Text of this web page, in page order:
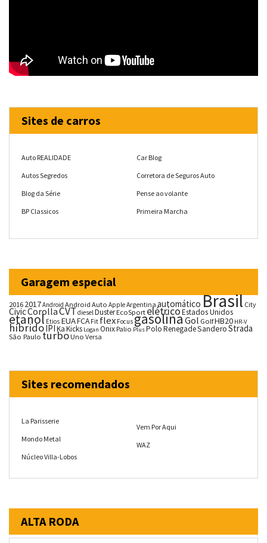
Sites de carros
Auto REALIDADE
Autos Segredos
Blog da Série
BP Classicos
Car Blog
Corretora de Seguros Auto
Pense ao volante
Primeira Marcha
Garagem especial
20162017Android Android Auto AppleArgentina automáticoBrasil City
CivicCorollaCVTdieselDusterEcoSportelétricoEstados Unidos
etanol Etios EUAFCA Fit flex FocusgasolinaGol GolfHB20 HR-V
híbridoIPIKaKicks Logan OnixPalio PlusPoloRenegadeSanderoStrada
São Paulo turboUno Versa
Sites recomendados
La Parisserie
Mondo Metal
Núcleo Villa-Lobos
Vem Por Aqui
WAZ
ALTA RODA